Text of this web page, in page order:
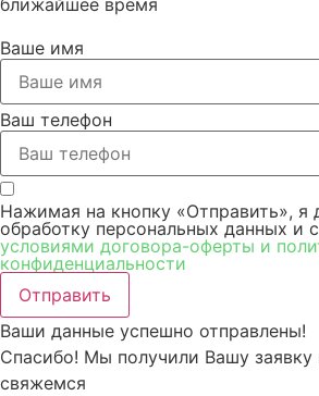
Ваше имя
Ваш телефон
Нажимая на кнопку «Отправить», я
обработку персональных данных и
условиями договора-оферты и
конфиденциальности
Отправить
Ваши данные успешно отправлены!
Спасибо! Мы получили Вашу
свяжемся